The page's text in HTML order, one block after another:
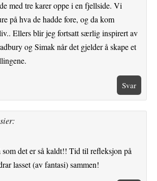
med tre karer oppe i en fjellside. Vi
på hva de hadde fore, og da kom
Ellers blir jeg fortsatt særlig inspirert av
og Simak når det gjelder å skape et
Svar
sier:
som det er så kaldt!! Tid til refleksjon på
lasset (av fantasi) sammen!